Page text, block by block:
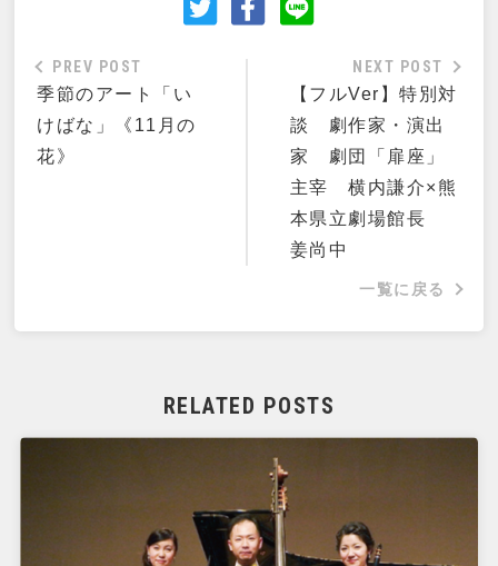
PREV POST
季節のアート「い
けばな」《11月の
花》
NEXT POST
【フルVer】特別対
談 劇作家・演出
家 劇団「扉座」
主宰 横内謙介×熊
本県立劇場館長
姜尚中
一覧に戻る
RELATED POSTS